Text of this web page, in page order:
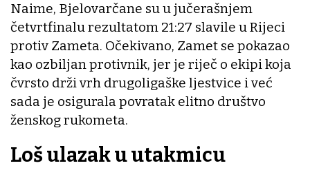
Naime, Bjelovarčane su u jučerašnjem
četvrtfinalu rezultatom 21:27 slavile u Rijeci
protiv Zameta. Očekivano, Zamet se pokazao
kao ozbiljan protivnik, jer je riječ o ekipi koja
čvrsto drži vrh drugoligaške ljestvice i već
sada je osigurala povratak elitno društvo
ženskog rukometa.
Loš ulazak u utakmicu